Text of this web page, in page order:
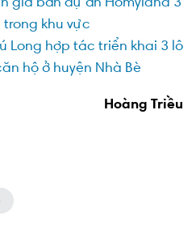
khu vực
Long hợp tác triển khai 3 lô
hộ ở huyện Nhà Bè
Hoàng Triều